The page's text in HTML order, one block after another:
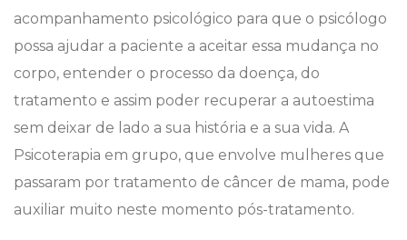
acompanhamento psicológico para que o psicólogo
possa ajudar a paciente a aceitar essa mudança no
corpo, entender o processo da doença, do
tratamento e assim poder recuperar a autoestima
sem deixar de lado a sua história e a sua vida. A
Psicoterapia em grupo, que envolve mulheres que
passaram por tratamento de câncer de mama, pode
auxiliar muito neste momento pós-tratamento.